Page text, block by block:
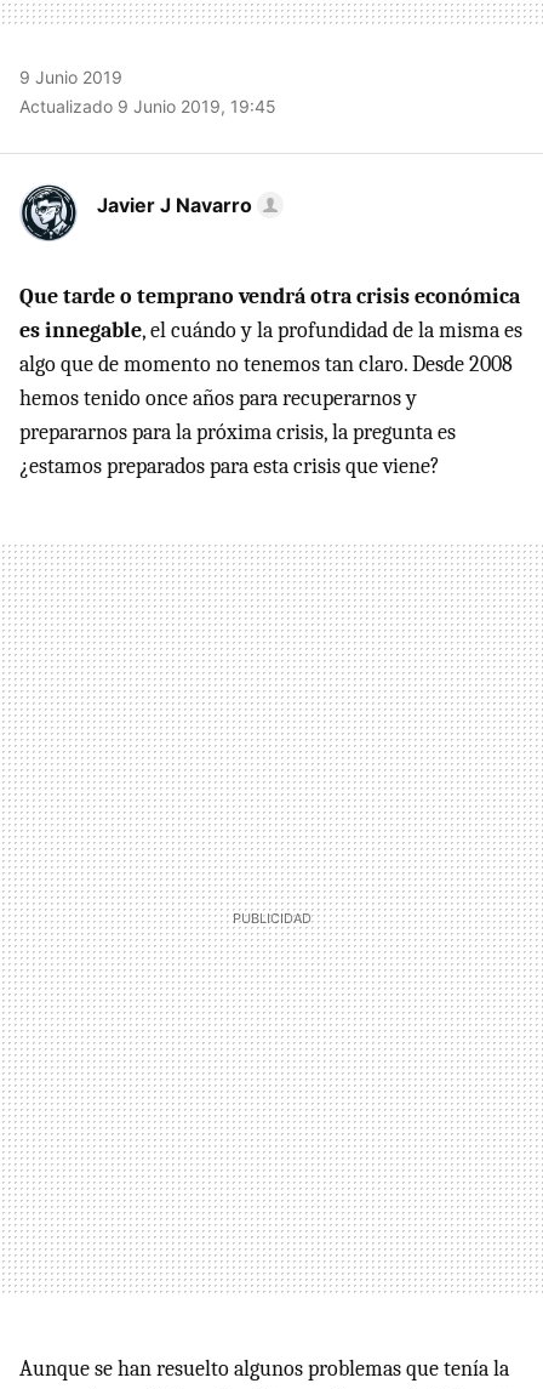
9 Junio 2019
Actualizado 9 Junio 2019, 19:45
Javier J Navarro
Que tarde o temprano vendrá otra crisis económica
es innegable, el cuándo y la profundidad de la misma es
algo que de momento no tenemos tan claro. Desde 2008
hemos tenido once años para recuperarnos y
prepararnos para la próxima crisis, la pregunta es
¿estamos preparados para esta crisis que viene?
Aunque se han resuelto algunos problemas que tenía la